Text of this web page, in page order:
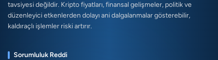
tavsiyesi değildir. Kripto fiyatları, finansal gelişmeler, politik ve
düzenleyici etkenlerden dolayı ani dalgalanmalar gösterebilir,
kaldıraçlı işlemler riski artırır.
Sorumluluk Reddi